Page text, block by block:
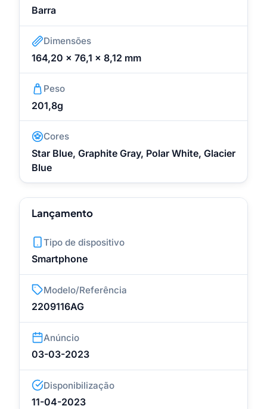
Barra
Dimensões
164,20 x 76,1 x 8,12 mm
Peso
201,8g
Cores
Star Blue, Graphite Gray, Polar White, Glacier
Blue
Lançamento
Tipo de dispositivo
Smartphone
Modelo/Referência
2209116AG
Anúncio
03-03-2023
Disponibilização
11-04-2023